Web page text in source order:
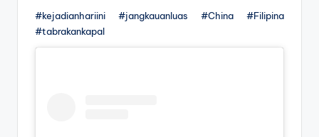
#kejadianhariini #jangkauanluas #China #Filipina
#tabrakankapal